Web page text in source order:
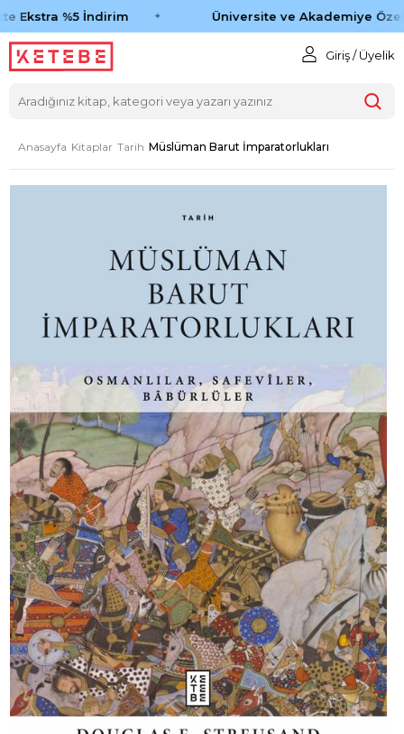
Ekstra %5 İndirim Üniversite ve Akademiye Özel
Giriş / Üyelik
Anasayfa Kitaplar Tarih Müslüman Barut İmparatorlukları